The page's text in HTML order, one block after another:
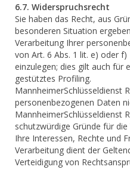
6.7. Widerspruchsrecht
Sie haben das Recht, aus
besonderen Situation
Verarbeitung Ihrer
von Art. 6 Abs. 1 lit. e) oder
einzulegen; dies gilt auch für
gestütztes Profiling.
MannheimerSchlüsseldienst
personenbezogenen Daten
MannheimerSchlüsseldienst
schutzwürdige Gründe für
Ihre Interessen, Rechte und
Verarbeitung dient der
Verteidigung von